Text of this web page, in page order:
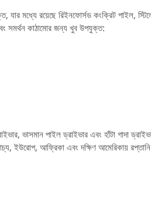
যার মধ্যে রয়েছে রিইনফোর্সড কংক্রিট পাইল,
সমর্থন কাঠামোর জন্য খুব উপযুক্ত:
ভাসমান পাইল ড্রাইভার এবং হাঁটা গাদা
ইউরোপ, আফ্রিকা এবং দক্ষিণ আমেরিকায়